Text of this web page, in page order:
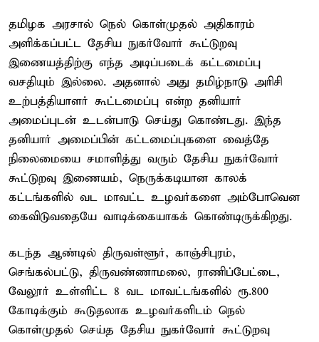
தமிழக அரசால் நெல் கொள்முதல் அதிகாரம்
அளிக்கப்பட்ட தேசிய நுகர்வோர் கூட்டுறவு
இணையத்திற்கு எந்த அடிப்படைக் கட்டமைப்பு
வசதியும் இல்லை. அதனால் அது தமிழ்நாடு அரிசி
உற்பத்தியாளர் கூட்டமைப்பு என்ற தனியார்
அமைப்புடன் உடன்பாடு செய்து கொண்டது. இந்த
தனியார் அமைப்பின் கட்டமைப்புகளை வைத்தே
நிலைமையை சமாளித்து வரும் தேசிய நுகர்வோர்
கூட்டுறவு இணையம், நெருக்கடியான காலக்
கட்டங்களில் வட மாவட்ட உழவர்களை அம்போவென
கைவிடுவதையே வாடிக்கையாகக் கொண்டிருக்கிறது.
கடந்த ஆண்டில் திருவள்ளூர், காஞ்சிபுரம்,
செங்கல்பட்டு, திருவண்ணாமலை, ராணிப்பேட்டை,
வேலூர் உள்ளிட்ட 8 வட மாவட்டங்களில் ரூ.800
கோடிக்கும் கூடுதலாக உழவர்களிடம் நெல்
கொள்முதல் செய்த தேசிய நுகர்வோர் கூட்டுறவு